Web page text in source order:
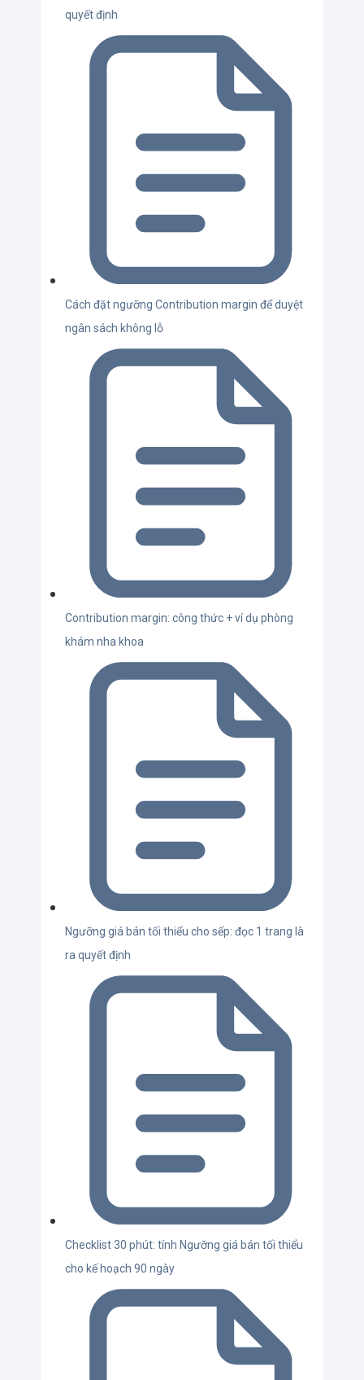
quyết định
Cách đặt ngưỡng Contribution margin để duyệt
ngân sách không lỗ
Contribution margin: công thức + ví dụ phòng
khám nha khoa
Ngưỡng giá bán tối thiểu cho sếp: đọc 1 trang là
ra quyết định
Checklist 30 phút: tính Ngưỡng giá bán tối thiểu
cho kế hoạch 90 ngày